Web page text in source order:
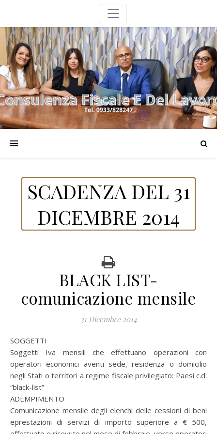
SCADENZA DEL 31
DICEMBRE 2014
BLACK LIST-
comunicazione mensile
31 Dicembre 2014
SOGGETTI
Soggetti Iva mensili che effettuano operazioni con
operatori economici aventi sede, residenza o domicilio
negli Stati o territori a regime fiscale privilegiato: Paesi c.d.
“black-list”
ADEMPIMENTO
Comunicazione mensile degli elenchi delle cessioni di beni
eprestazioni di servizi di importo superiore a € 500,